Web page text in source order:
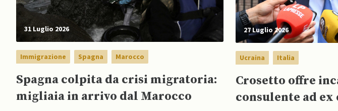
31 Luglio 2026
Immigrazione Spagna Marocco
Spagna colpita da crisi migratoria:
migliaia in arrivo dal Marocco
27 Luglio 2026
Ucraina Italia
Crosetto offre
consulente ad ex